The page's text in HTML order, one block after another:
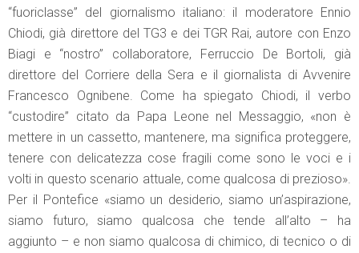
“fuoriclasse” del giornalismo italiano: il moderatore Ennio
Chiodi, già direttore del TG3 e dei TGR Rai, autore con Enzo
Biagi e “nostro” collaboratore, Ferruccio De Bortoli, già
direttore del Corriere della Sera e il giornalista di Avvenire
Francesco Ognibene. Come ha spiegato Chiodi, il verbo
“custodire” citato da Papa Leone nel Messaggio, «non è
mettere in un cassetto, mantenere, ma significa proteggere,
tenere con delicatezza cose fragili come sono le voci e i
volti in questo scenario attuale, come qualcosa di prezioso».
Per il Pontefice «siamo un desiderio, siamo un’aspirazione,
siamo futuro, siamo qualcosa che tende all’alto – ha
aggiunto – e non siamo qualcosa di chimico, di tecnico o di